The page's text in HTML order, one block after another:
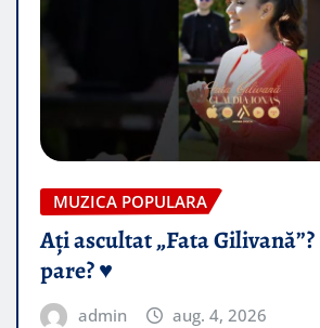
MUZICA POPULARA
Ați ascultat „Fata
pare? ♥️
admin aug. 4, 2026